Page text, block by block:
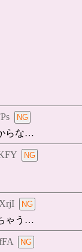
らな…
ゃう…